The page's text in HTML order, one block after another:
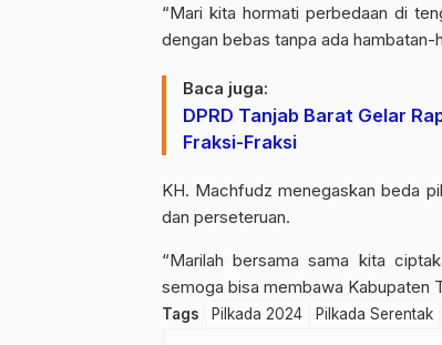
“Mari kita hormati perbedaan di
dengan bebas tanpa ada hambatan-
Baca juga:
DPRD Tanjab Barat Gelar
Fraksi-Fraksi
KH. Machfudz menegaskan beda
dan perseteruan.
“Marilah bersama sama kita
semoga bisa membawa Kabupaten
Tags Pilkada 2024 Pilkada Serentak